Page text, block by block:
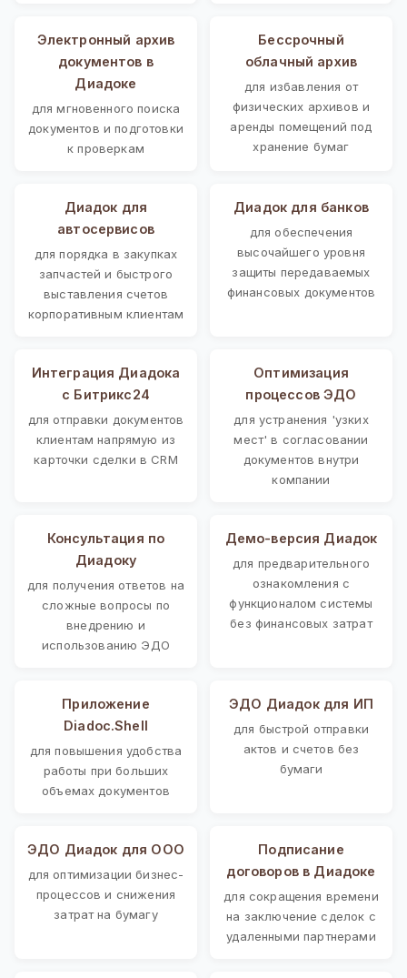
Электронный архив
документов в
Диадоке
для мгновенного поиска
документов и подготовки
к проверкам
Бессрочный
облачный архив
для избавления от
физических архивов и
аренды помещений под
хранение бумаг
Диадок для
автосервисов
для порядка в закупках
запчастей и быстрого
выставления счетов
корпоративным клиентам
Диадок для банков
для обеспечения
высочайшего уровня
защиты передаваемых
финансовых документов
Интеграция Диадока
с Битрикс24
для отправки документов
клиентам напрямую из
карточки сделки в CRM
Оптимизация
процессов ЭДО
для устранения 'узких
мест' в согласовании
документов внутри
компании
Консультация по
Диадоку
для получения ответов на
сложные вопросы по
внедрению и
использованию ЭДО
Демо-версия Диадок
для предварительного
ознакомления с
функционалом системы
без финансовых затрат
Приложение
Diadoc.Shell
для повышения удобства
работы при больших
объемах документов
ЭДО Диадок для ИП
для быстрой отправки
актов и счетов без
бумаги
ЭДО Диадок для ООО
для оптимизации бизнес-
процессов и снижения
затрат на бумагу
Подписание
договоров в Диадоке
для сокращения времени
на заключение сделок с
удаленными партнерами